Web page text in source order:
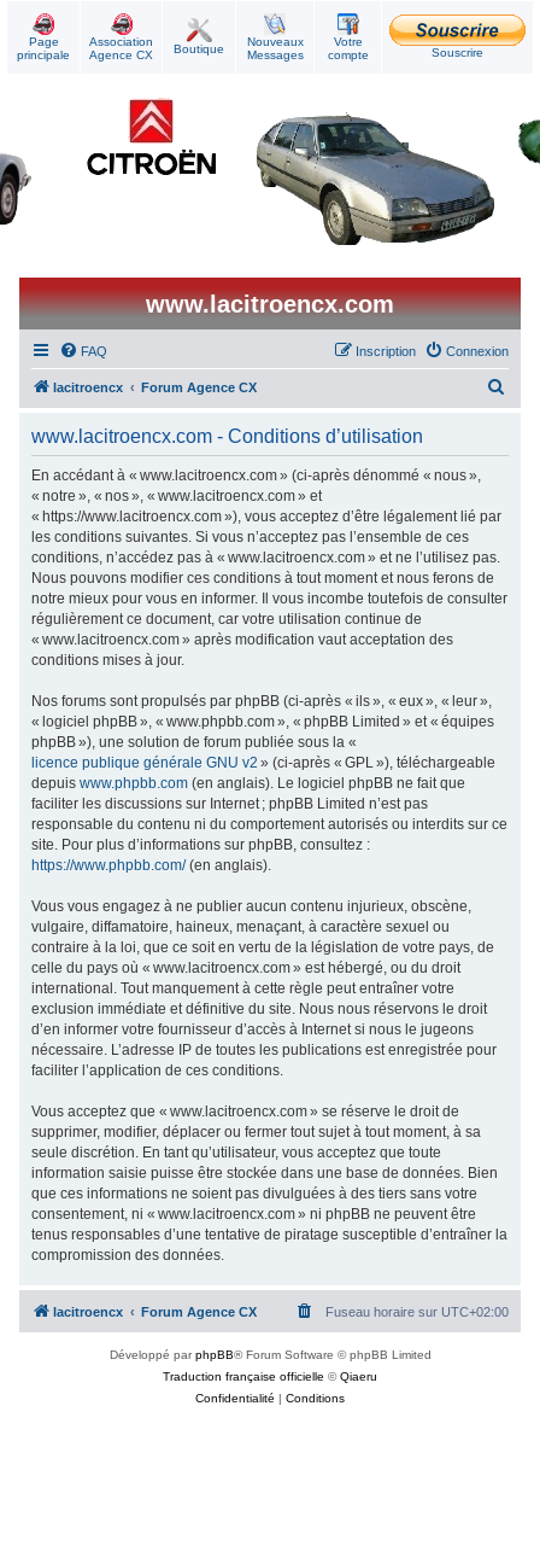
Page
principale
Association
Agence CX
Boutique
Nouveaux
Messages
Votre
compte
Souscrire
www.lacitroencx.com
FAQ Connexion
Inscription
lacitroencx Forum Agence CX
www.lacitroencx.com - Conditions d’utilisation
En accédant à « www.lacitroencx.com » (ci-après dénommé « nous »,
« notre », « nos », « www.lacitroencx.com » et
« https://www.lacitroencx.com »), vous acceptez d’être légalement lié par
les conditions suivantes. Si vous n’acceptez pas l’ensemble de ces
conditions, n’accédez pas à « www.lacitroencx.com » et ne l’utilisez pas.
Nous pouvons modifier ces conditions à tout moment et nous ferons de
notre mieux pour vous en informer. Il vous incombe toutefois de consulter
régulièrement ce document, car votre utilisation continue de
« www.lacitroencx.com » après modification vaut acceptation des
conditions mises à jour.
Nos forums sont propulsés par phpBB (ci-après « ils », « eux », « leur »,
« logiciel phpBB », « www.phpbb.com », « phpBB Limited » et « équipes
phpBB »), une solution de forum publiée sous la «
licence publique générale GNU v2 » (ci-après « GPL »), téléchargeable
depuiswww.phpbb.com (en anglais). Le logiciel phpBB ne fait que
faciliter les discussions sur Internet ; phpBB Limited n’est pas
responsable du contenu ni du comportement autorisés ou interdits sur ce
site. Pour plus d’informations sur phpBB, consultez :
https://www.phpbb.com/(en anglais).
Vous vous engagez à ne publier aucun contenu injurieux, obscène,
vulgaire, diffamatoire, haineux, menaçant, à caractère sexuel ou
contraire à la loi, que ce soit en vertu de la législation de votre pays, de
celle du pays où « www.lacitroencx.com » est hébergé, ou du droit
international. Tout manquement à cette règle peut entraîner votre
exclusion immédiate et définitive du site. Nous nous réservons le droit
d’en informer votre fournisseur d’accès à Internet si nous le jugeons
nécessaire. L’adresse IP de toutes les publications est enregistrée pour
faciliter l’application de ces conditions.
Vous acceptez que « www.lacitroencx.com » se réserve le droit de
supprimer, modifier, déplacer ou fermer tout sujet à tout moment, à sa
seule discrétion. En tant qu’utilisateur, vous acceptez que toute
information saisie puisse être stockée dans une base de données. Bien
que ces informations ne soient pas divulguées à des tiers sans votre
consentement, ni « www.lacitroencx.com » ni phpBB ne peuvent être
tenus responsables d’une tentative de piratage susceptible d’entraîner la
compromission des données.
lacitroencx Forum Agence CX Fuseau horaire sur UTC+02:00
Développé parphpBB® Forum Software © phpBB Limited
Traduction française officielle ©Qiaeru
Confidentialité | Conditions